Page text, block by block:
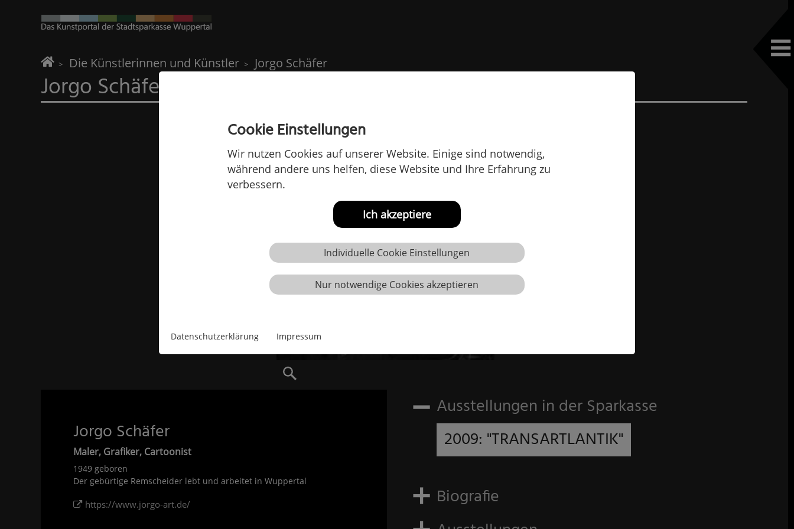
Cookie Einstellungen
Wir nutzen Cookies auf unserer Website. Einige sind notwendig,
während andere uns helfen, diese Website und Ihre Erfahrung zu
verbessern.
Ich akzeptiere
Individuelle Cookie Einstellungen
Nur notwendige Cookies akzeptieren
Datenschutzerklärung Impressum
HomeDie Künstlerinnen und Künstler Jorgo Schäfer
Jorgo Schäfer
Jorgo Schäfer
Maler, Grafiker, Cartoonist
1949 geboren
Der gebürtige Remscheider lebt und arbeitet in Wuppertal
https://www.jorgo-art.de/
Ausstellungen in der Sparkasse
2009: "TRANSARTLANTIK"
Biografie